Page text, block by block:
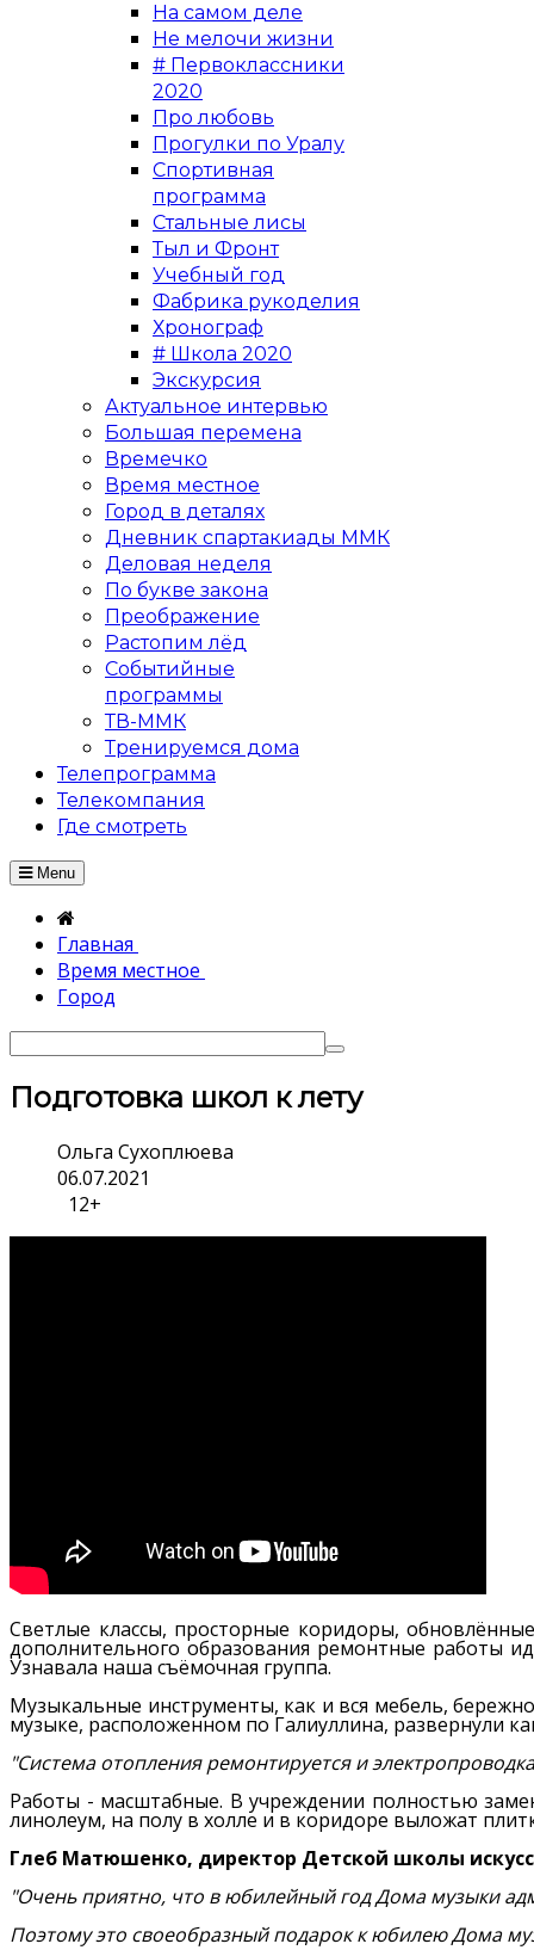
На самом деле
Не мелочи жизни
# Первоклассники
2020
Про любовь
Прогулки по Уралу
Спортивная
программа
Стальные лисы
Тыл и Фронт
Учебный год
Фабрика рукоделия
Хронограф
# Школа 2020
Экскурсия
Актуальное интервью
Большая перемена
Времечко
Время местное
Город в деталях
Дневник спартакиады ММК
Деловая неделя
По букве закона
Преображение
Растопим лёд
Событийные
программы
ТВ-ММК
Тренируемся дома
Телепрограмма
Телекомпания
Где смотреть
Menu
Главная
Время местное
Город
Подготовка школ к лету
Ольга Сухоплюева
06.07.2021
12+
Светлые классы, просторные коридоры,
дополнительного образования ремонтные работы
Узнавала наша съёмочная группа.
Музыкальные инструменты, как и вся мебель,
музыке, расположенном по Галиуллина, развернули
"Система отопления ремонтируется и
Работы - масштабные. В учреждении полностью
линолеум, на полу в холле и в коридоре выложат
Глеб Матюшенко, директор Детской школы
"Очень приятно, что в юбилейный год Дома музыки
Поэтому это своеобразный подарок к юбилею Дома